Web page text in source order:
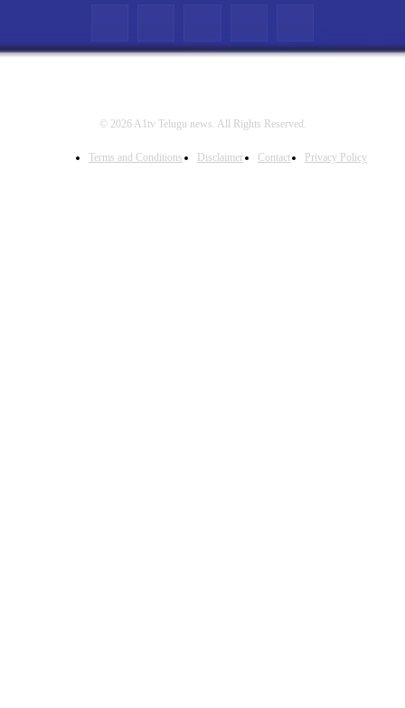
© 2026 A1tv Telugu news. All Rights Reserved.
Terms and Conditions Disclaimer Contact Privacy Policy